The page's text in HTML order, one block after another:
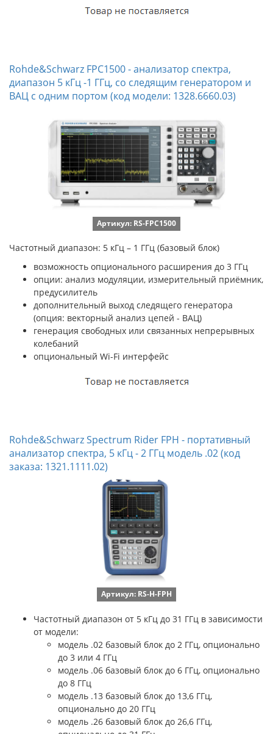
Rohde&Schwarz FPC1500 - анализатор спектра,
диапазон 5 кГц -1 ГГц, со следящим генератором и
ВАЦ с одним портом (код модели: 1328.6660.03)
Артикул: RS-FPC1500
Частотный диапазон: 5 кГц – 1 ГГц (базовый блок)
возможность опционального расширения до 3 ГГц
опции: анализ модуляции, измерительный приёмник,
предусилитель
дополнительный выход следящего генератора
(опция: векторный анализ цепей - ВАЦ)
генерация свободных или связанных непрерывных
колебаний
опциональный Wi-Fi интерфейс
Rohde&Schwarz Spectrum Rider FPH - портативный
анализатор спектра, 5 кГц - 2 ГГц модель .02 (код
заказа: 1321.1111.02)
Артикул: RS-H-FPH
Частотный диапазон от 5 кГц до 31 ГГц в зависимости
от модели:
модель .02 базовый блок до 2 ГГц, опционально
до 3 или 4 ГГц
модель .06 базовый блок до 6 ГГц, опционально
до 8 ГГц
модель .13 базовый блок до 13,6 ГГц,
опционально до 20 ГГц
модель .26 базовый блок до 26,6 ГГц,